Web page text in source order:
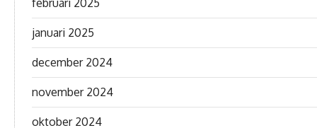
februari 2025
januari 2025
december 2024
november 2024
oktober 2024